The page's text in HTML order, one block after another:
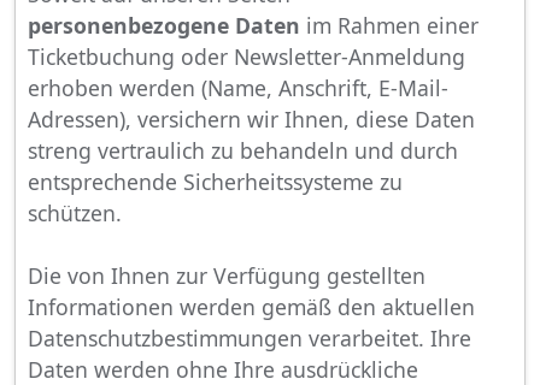
personenbezogene Daten im Rahmen einer
Ticketbuchung oder Newsletter-Anmeldung
erhoben werden (Name, Anschrift, E-Mail-
Adressen), versichern wir Ihnen, diese Daten
streng vertraulich zu behandeln und durch
entsprechende Sicherheitssysteme zu
schützen.
Die von Ihnen zur Verfügung gestellten
Informationen werden gemäß den aktuellen
Datenschutzbestimmungen verarbeitet. Ihre
Daten werden ohne Ihre ausdrückliche